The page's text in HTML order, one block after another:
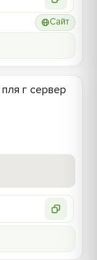
Сайт
г сервер